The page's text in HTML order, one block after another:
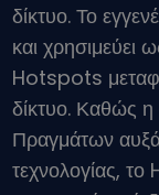
Ανάλυση
Έξυπνες
δίκτυο. Το
και
Hotspots
δίκτυο. Καθώς η
Πραγμάτων
τεχνολογίας, το